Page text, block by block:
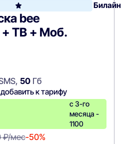
Билайн
bee
+ ТВ + Моб.
50Гб
к тарифу
с 3-го
месяца -
1100
₽/мес-50%